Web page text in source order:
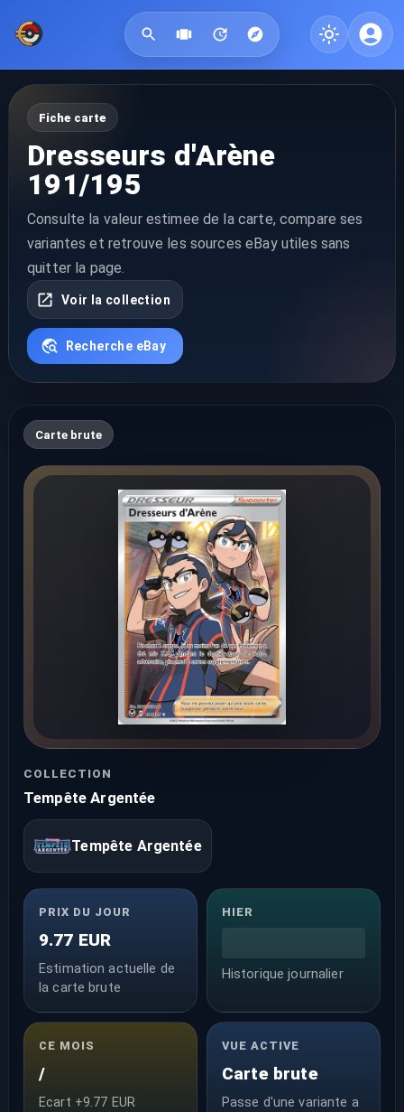
Fiche carte
Dresseurs d'Arène
191/195
Consulte la valeur estimee de la carte, compare ses
variantes et retrouve les sources eBay utiles sans
quitter la page.
Voir la collection
Recherche eBay
Carte brute
COLLECTION
Tempête Argentée
Tempête Argentée
PRIX DU JOUR
9.77 EUR
Estimation actuelle de
la carte brute
HIER
Historique journalier
CE MOIS
/
Ecart +9.77 EUR
VUE ACTIVE
Carte brute
Passe d'une variante a